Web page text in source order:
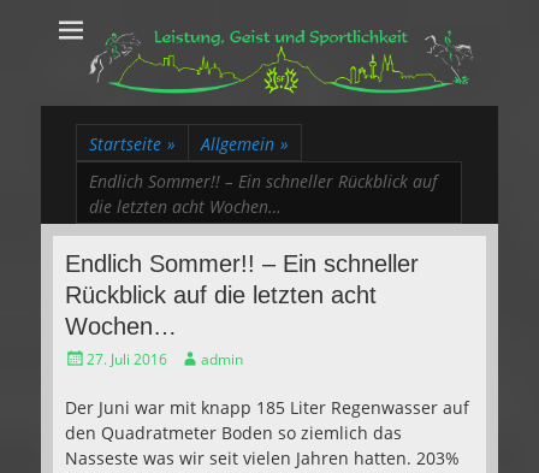
Leistung, Geist
und Sportlichkeit
Trakehner aus dem Herzen des Rheinlands
Startseite » Allgemein »
Endlich Sommer!! – Ein schneller Rückblick auf
die letzten acht Wochen…
Endlich Sommer!! – Ein schneller
Rückblick auf die letzten acht
Wochen…
Gepostet
27. Juli 2016 Autoradmin
Der Juni war mit knapp 185 Liter Regenwasser auf
den Quadratmeter Boden so ziemlich das
Nasseste was wir seit vielen Jahren hatten. 203%